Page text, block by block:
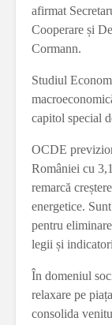
afirmat
Cooperare și
Cormann.
Studiul
capitol special
OCDE
României cu
remarcă
energetice.
pentru
legii și
În domeniul
relaxare pe
consolida